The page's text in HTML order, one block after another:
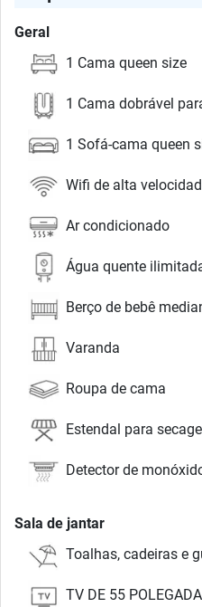
Geral
1 Cama queen size
1 Cama dobrável
1 Sofá-cama queen
Wifi de alta
Ar condicionado
Água quente
Berço de bebê
Varanda
Roupa de cama
Estendal para
Detector de
Sala de jantar
Toalhas, cadeiras e
TV DE 55